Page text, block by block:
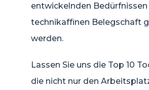
entwickelnden Bedürfnissen
technikaffinen Belegschaft
werden.
Lassen Sie uns die Top 10
die nicht nur den